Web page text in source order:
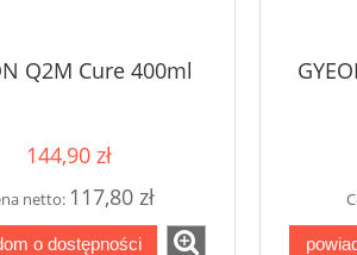
Q2M Cure 400ml
144,90 zł
netto: 117,80 zł
o dostępności